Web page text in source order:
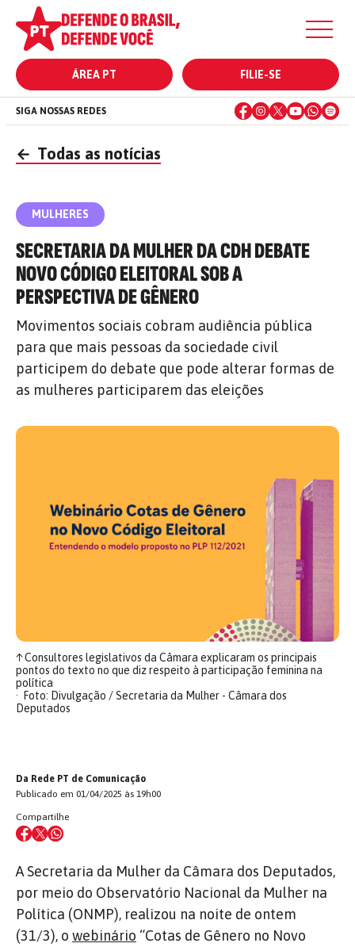
ÁREA PT FILIE-SE
SIGA NOSSAS REDES
← Todas as notícias
MULHERES
SECRETARIA DA MULHER DA CDH DEBATE
NOVO CÓDIGO ELEITORAL SOB A
PERSPECTIVA DE GÊNERO
Movimentos sociais cobram audiência pública
para que mais pessoas da sociedade civil
participem do debate que pode alterar formas de
as mulheres participarem das eleições
↑Consultores legislativos da Câmara explicaram os principais
pontos do texto no que diz respeito à participação feminina na
política
Foto: Divulgação / Secretaria da Mulher - Câmara dos
Deputados
Da Rede PT de Comunicação
Publicado em 01/04/2025 às 19h00
Compartilhe
A Secretaria da Mulher da Câmara dos Deputados,
por meio do Observatório Nacional da Mulher na
Política (ONMP), realizou na noite de ontem
(31/3), o webinário “Cotas de Gênero no Novo